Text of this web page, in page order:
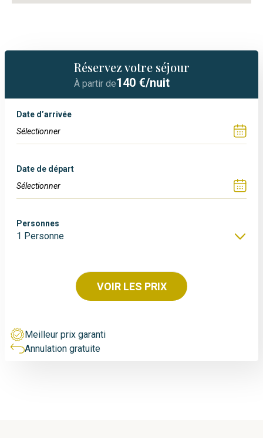
Réservez votre séjour
À partir de140 €/nuit
Date d’arrivée
Date de départ
Personnes
1 Personne
VOIR LES PRIX
Meilleur prix garanti
Annulation gratuite